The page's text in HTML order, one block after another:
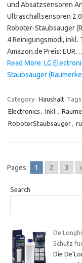
und Absatzsensoren
Ultraschallsensoren 2.0
Roboter-Staubsauger
4 Reinigungsmodi,
Amazon.de Preis: EUR…
Read More: LG
Staubsauger
Category: Haushalt Tags:
Electronics , Inkl. ,
RoboterStaubsauger,
Pages: 1 2 3
Search
Schutz
Die